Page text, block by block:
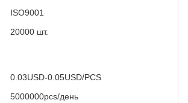
ISO9001
20000 шт.
0.03USD-0.05USD/PCS
5000000pcs/день